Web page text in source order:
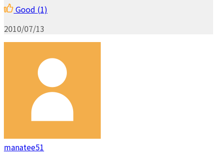
Good (1)
2010/07/13
manatee51